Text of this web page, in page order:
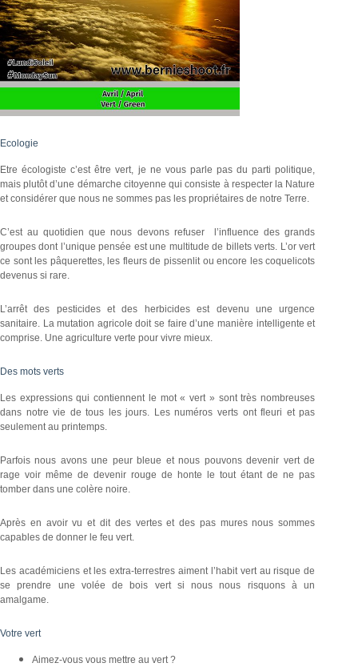
Ecologie
Etre écologiste c’est être vert, je ne vous parle pas du parti politique,
mais plutôt d’une démarche citoyenne qui consiste à respecter la Nature
et considérer que nous ne sommes pas les propriétaires de notre Terre.
C’est au quotidien que nous devons refuser l’influence des grands
groupes dont l’unique pensée est une multitude de billets verts. L’or vert
ce sont les pâquerettes, les fleurs de pissenlit ou encore les coquelicots
devenus si rare.
L’arrêt des pesticides et des herbicides est devenu une urgence
sanitaire. La mutation agricole doit se faire d’une manière intelligente et
comprise. Une agriculture verte pour vivre mieux.
Des mots verts
Les expressions qui contiennent le mot « vert » sont très nombreuses
dans notre vie de tous les jours. Les numéros verts ont fleuri et pas
seulement au printemps.
Parfois nous avons une peur bleue et nous pouvons devenir vert de
rage voir même de devenir rouge de honte le tout étant de ne pas
tomber dans une colère noire.
Après en avoir vu et dit des vertes et des pas mures nous sommes
capables de donner le feu vert.
Les académiciens et les extra-terrestres aiment l’habit vert au risque de
se prendre une volée de bois vert si nous nous risquons à un
amalgame.
Votre vert
Aimez-vous vous mettre au vert ?